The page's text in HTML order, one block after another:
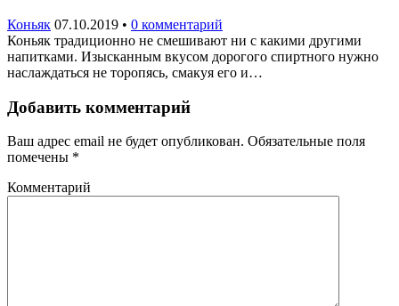
Коньяк 07.10.2019 • 0 комментарий
Коньяк традиционно не смешивают ни с какими другими
напитками. Изысканным вкусом дорогого спиртного нужно
наслаждаться не торопясь, смакуя его и…
Добавить комментарий
Ваш адрес email не будет опубликован. Обязательные поля
помечены *
Комментарий